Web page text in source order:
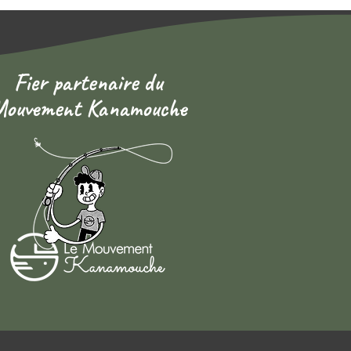
Fier partenaire du
Kanamouche